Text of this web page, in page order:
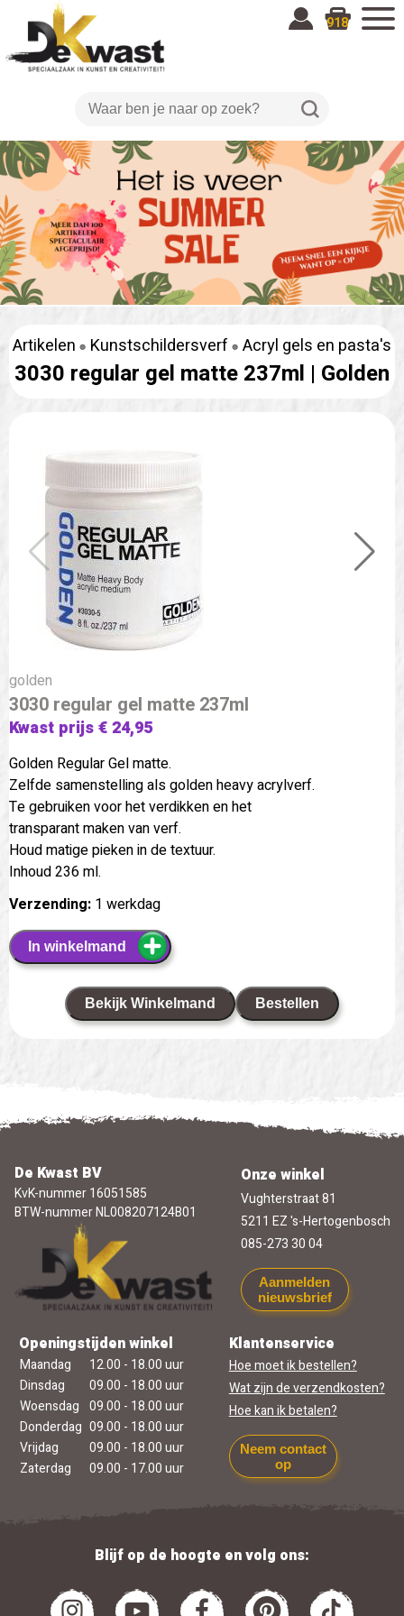
918
Artikelen Kunstschildersverf Acryl gels en pasta's
3030 regular gel matte 237ml | Golden
golden
3030 regular gel matte 237ml
Kwast prijs € 24,95
Golden Regular Gel matte.
Zelfde samenstelling als golden heavy acrylverf.
Te gebruiken voor het verdikken en het
transparant maken van verf.
Houd matige pieken in de textuur.
Inhoud 236 ml.
Verzending: 1 werkdag
In winkelmand
Bekijk Winkelmand Bestellen
De Kwast BV
KvK-nummer 16051585
BTW-nummer NL008207124B01
Onze winkel
Vughterstraat 81
5211 EZ 's-Hertogenbosch
085-273 30 04
Aanmelden
nieuwsbrief
Openingstijden winkel
Maandag
12.00 - 18.00 uur
Dinsdag
09.00 - 18.00 uur
Woensdag 09.00 - 18.00 uur
Donderdag 09.00 - 18.00 uur
Vrijdag
09.00 - 18.00 uur
Zaterdag
09.00 - 17.00 uur
Klantenservice
Hoe moet ik bestellen?
Wat zijn de verzendkosten?
Hoe kan ik betalen?
Neem contact
op
Blijf op de hoogte en volg ons: